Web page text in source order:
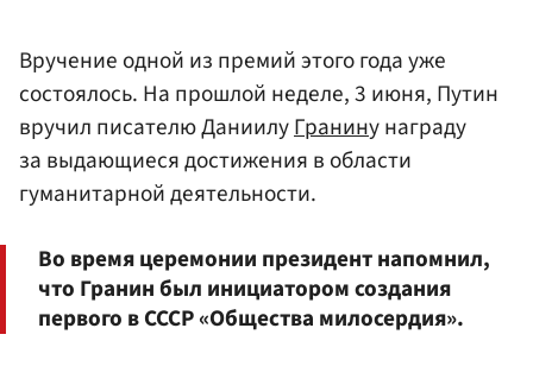
Вручение одной из премий этого года уже
состоялось. На прошлой неделе, 3 июня, Путин
вручил писателю ДаниилуГранину награду
за выдающиеся достижения в области
гуманитарной деятельности.
Во время церемонии президент напомнил,
что Гранин был инициатором создания
первого в СССР «Общества милосердия».